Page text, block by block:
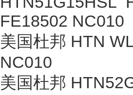
FE18502 NC010
美国杜邦 HTN
NC010
美国杜邦